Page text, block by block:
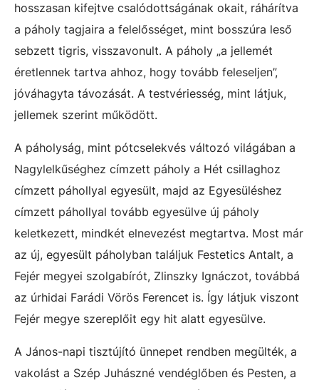
hosszasan kifejtve csalódottságának okait, ráhárítva
a páholy tagjaira a felelősséget, mint bosszúra leső
sebzett tigris, visszavonult. A páholy „a jellemét
éretlennek tartva ahhoz, hogy tovább feleseljen”,
jóváhagyta távozását. A testvériesség, mint látjuk,
jellemek szerint működött.
A páholyság, mint pótcselekvés változó világában a
Nagylelkűséghez címzett páholy a Hét csillaghoz
címzett páhollyal egyesült, majd az Egyesüléshez
címzett páhollyal tovább egyesülve új páholy
keletkezett, mindkét elnevezést megtartva. Most már
az új, egyesült páholyban találjuk Festetics Antalt, a
Fejér megyei szolgabírót, Zlinszky Ignáczot, továbbá
az úrhidai Farádi Vörös Ferencet is. Így látjuk viszont
Fejér megye szereplőit egy hit alatt egyesülve.
A János-napi tisztújító ünnepet rendben megülték, a
vakolást a Szép Juhászné vendéglőben és Pesten, a